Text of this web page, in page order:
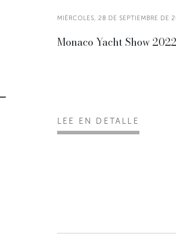
MIÉRCOLES, 28 DE SEPTIEMBRE DE
Monaco Yacht Show 2022
LEE EN DETALLE